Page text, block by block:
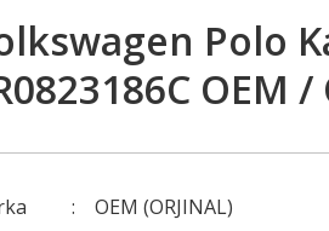
Polo
OEM /
OEM (ORJINAL)